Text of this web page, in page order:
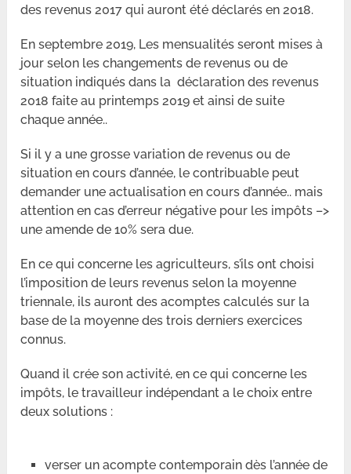
des revenus 2017 qui auront été déclarés en 2018.
En septembre 2019, Les mensualités seront mises à
jour selon les changements de revenus ou de
situation indiqués dans la déclaration des revenus
2018 faite au printemps 2019 et ainsi de suite
chaque année..
Si il y a une grosse variation de revenus ou de
situation en cours d’année, le contribuable peut
demander une actualisation en cours d’année.. mais
attention en cas d’erreur négative pour les impôts –>
une amende de 10% sera due.
En ce qui concerne les agriculteurs, s’ils ont choisi
l’imposition de leurs revenus selon la moyenne
triennale, ils auront des acomptes calculés sur la
base de la moyenne des trois derniers exercices
connus.
Quand il crée son activité, en ce qui concerne les
impôts, le travailleur indépendant a le choix entre
deux solutions :
verser un acompte contemporain dès l’année de